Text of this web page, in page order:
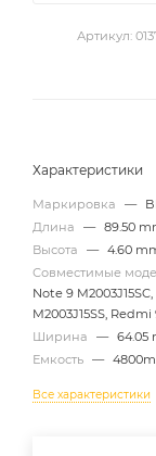
Артикул:
Характеристики
Маркировка —
Длина
— 89.50
Высота
— 4.60
Совместимые
Note 9
M2003J15SS, Redmi
Ширина
— 64.05
Емкость —
Все характеристики